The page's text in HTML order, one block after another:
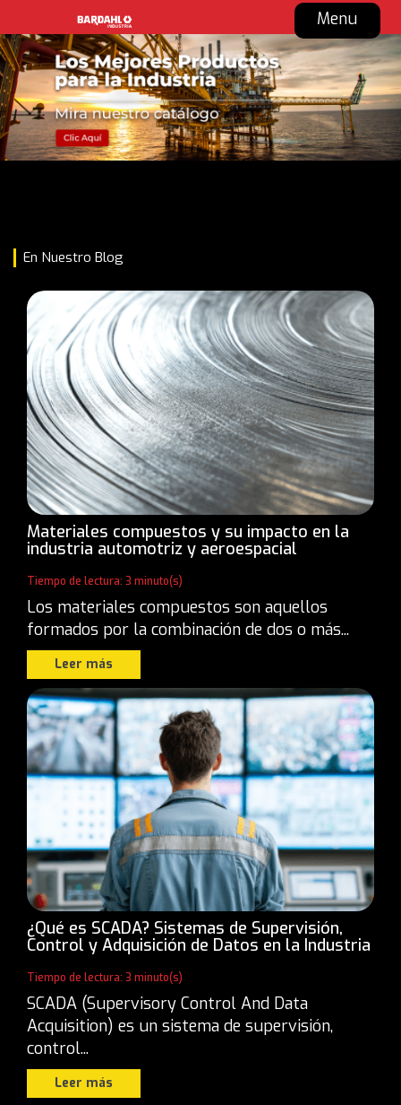
Menu
En Nuestro Blog
Materiales compuestos y su impacto en la
industria automotriz y aeroespacial
Tiempo de lectura: 3 minuto(s)
Los materiales compuestos son aquellos
formados por la combinación de dos o más...
Leer más
¿Qué es SCADA? Sistemas de Supervisión,
Control y Adquisición de Datos en la Industria
Tiempo de lectura: 3 minuto(s)
SCADA (Supervisory Control And Data
Acquisition) es un sistema de supervisión,
control...
Leer más